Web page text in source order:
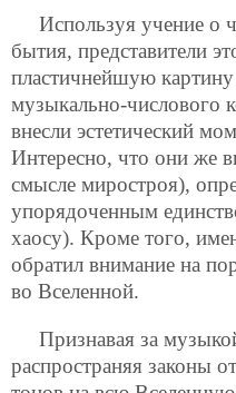
Используя учение о
бытия, представители
пластичнейшую
музыкально-числового
внесли эстетический
Интересно, что они же
смысле миростроя),
упорядоченным
хаосу). Кроме того,
обратил внимание на
во Вселенной.
Признавая за
распространяя законы